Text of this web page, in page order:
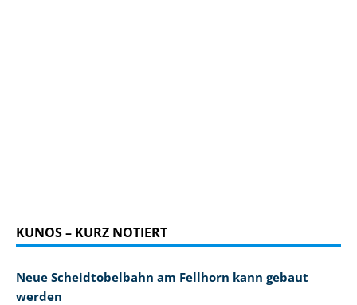
KUNOS – KURZ NOTIERT
Neue Scheidtobelbahn am Fellhorn kann gebaut
werden